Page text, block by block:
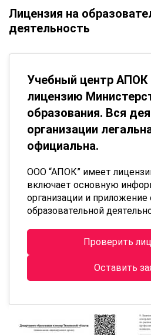
Лицензия на
деятельность
Учебный центр АПОК
лицензию
образования. Вся
организации
официальна.
ООО “АПОК” имеет
включает основную
организации и
образовательной
Проверить
Оставить